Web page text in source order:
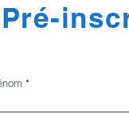
Pré-